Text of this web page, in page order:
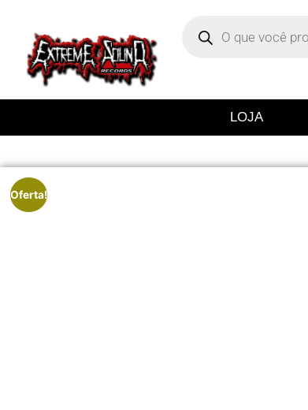
LOJA
Oferta!